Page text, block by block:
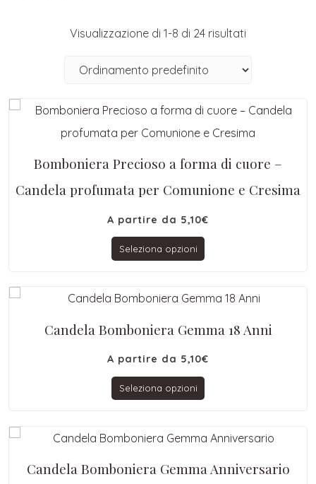
Visualizzazione di 1-8 di 24 risultati
Bomboniera Precioso a forma di cuore –
Candela profumata per Comunione e Cresima
A partire da 5,10€
Seleziona opzioni
Candela Bomboniera Gemma 18 Anni
A partire da 5,10€
Seleziona opzioni
Candela Bomboniera Gemma Anniversario